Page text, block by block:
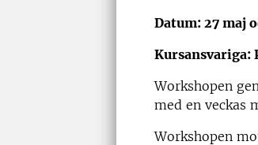
Datum: 27 maj
Kursansvariga:
Workshopen
med en veckas
Workshopen